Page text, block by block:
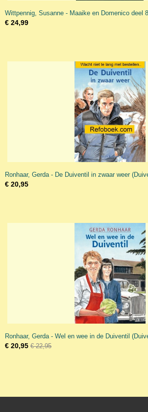
Wittpennig, Susanne - Maaike en Domenico deel
€ 24,99
Ronhaar, Gerda - De Duiventil in zwaar weer
€ 20,95
Ronhaar, Gerda - Wel en wee in de Duiventil
€ 20,95 € 22,95